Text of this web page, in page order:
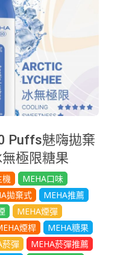
Puffs魅嗨拋棄
極限糖果
機
MEHA口味
拋棄式
MEHA推薦
MEHA煙彈
煙桿
MEHA糖果
菸彈
MEHA菸彈推薦